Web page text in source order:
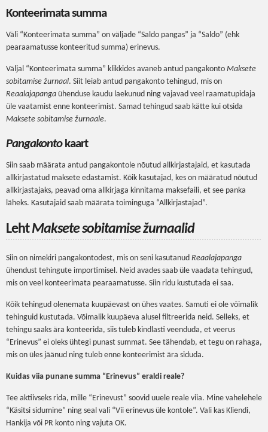
Konteerimata summa
Väli “Konteerimata summa” on väljade “Saldo pangas” ja “Saldo” (ehk
pearaamatusse konteeritud summa) erinevus.
Väljal “Konteerimata summa” klikkides avaneb antud pangakonto Maksete
sobitamise žurnaal. Siit leiab antud pangakonto tehingud, mis on
Reaalajapanga ühenduse kaudu laekunud ning vajavad veel raamatupidaja
üle vaatamist enne konteerimist. Samad tehingud saab kätte kui otsida
Maksete sobitamise žurnaale.
Pangakontokaart
Siin saab määrata antud pangakontole nõutud allkirjastajaid, et kasutada
allkirjastatud maksete edastamist. Kõik kasutajad, kes on määratud nõutud
allkirjastajaks, peavad oma allkirjaga kinnitama maksefaili, et see panka
läheks. Kasutajaid saab määrata toiminguga “Allkirjastajad”.
LehtMaksete sobitamise žurnaalid
Siin on nimekiri pangakontodest, mis on seni kasutanud Reaalajapanga
ühendust tehingute importimisel. Neid avades saab üle vaadata tehingud,
mis on veel konteerimata pearaamatusse. Siin ridu kustutada ei saa.
Kõik tehingud olenemata kuupäevast on ühes vaates. Samuti ei ole võimalik
tehinguid kustutada. Võimalik kuupäeva alusel filtreerida neid. Selleks, et
tehingu saaks ära konteerida, siis tuleb kindlasti veenduda, et veerus
“Erinevus” ei oleks ühtegi punast summat. See tähendab, et tegu on rahaga,
mis on üles jäänud ning tuleb enne konteerimist ära siduda.
Kuidas viia punane summa “Erinevus” eraldi reale?
Tee aktiivseks rida, mille “Erinevust” soovid uuele reale viia. Mine vahelehele
“Käsitsi sidumine” ning seal vali “Vii erinevus üle kontole”. Vali kas Kliendi,
Hankija või PR konto ning vajuta OK.